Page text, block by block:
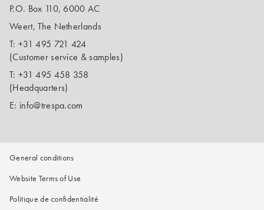
P.O. Box 110, 6000 AC
Weert, The Netherlands
T: +31 495 721 424
(Customer service & samples)
T: +31 495 458 358
(Headquarters)
E: info@trespa.com
General conditions
Website Terms of Use
Politique de confidentialité